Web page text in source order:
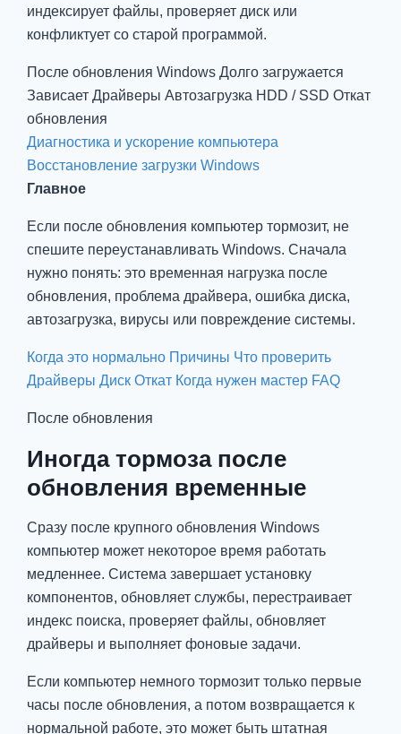
индексирует файлы, проверяет диск или
конфликтует со старой программой.
После обновления Windows Долго загружается
Зависает Драйверы Автозагрузка HDD / SSD Откат
обновления
Диагностика и ускорение компьютера
Восстановление загрузки Windows
Главное
Если после обновления компьютер тормозит, не
спешите переустанавливать Windows. Сначала
нужно понять: это временная нагрузка после
обновления, проблема драйвера, ошибка диска,
автозагрузка, вирусы или повреждение системы.
Когда это нормально Причины Что проверить
Драйверы Диск Откат Когда нужен мастер FAQ
После обновления
Иногда тормоза после
обновления временные
Сразу после крупного обновления Windows
компьютер может некоторое время работать
медленнее. Система завершает установку
компонентов, обновляет службы, перестраивает
индекс поиска, проверяет файлы, обновляет
драйверы и выполняет фоновые задачи.
Если компьютер немного тормозит только первые
часы после обновления, а потом возвращается к
нормальной работе, это может быть штатная